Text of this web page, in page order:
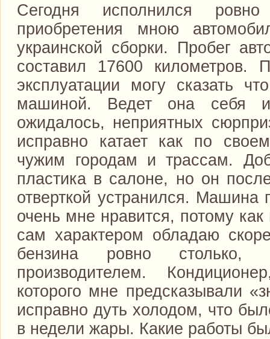
Сегодня исполнился
приобретения мною
украинской сборки. Пробег
составил 17600 километров.
эксплуатации могу сказать
машиной. Ведет она себя
ожидалось, неприятных
исправно катает как по
чужим городам и трассам.
пластика в салоне, но он
отверткой устранился. Машина
очень мне нравится, потому
сам характером обладаю
бензина ровно столько,
производителем.
которого мне предсказывали
исправно дуть холодом, что
в недели жары. Какие работы